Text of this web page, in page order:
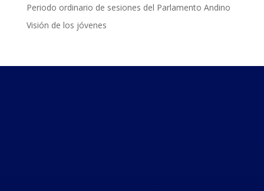
Periodo ordinario de sesiones del Parlamento Andino
Visión de los jóvenes